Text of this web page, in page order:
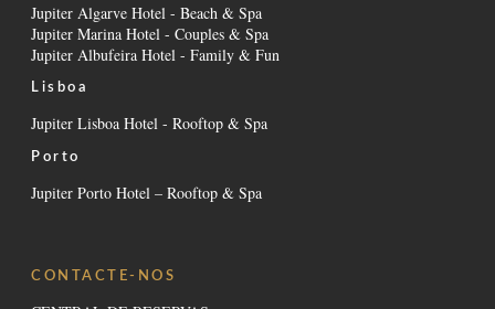
Jupiter Algarve Hotel - Beach & Spa
Jupiter Marina Hotel - Couples & Spa
Jupiter Albufeira Hotel - Family & Fun
Lisboa
Jupiter Lisboa Hotel - Rooftop & Spa
Porto
Jupiter Porto Hotel – Rooftop & Spa
CONTACTE-NOS